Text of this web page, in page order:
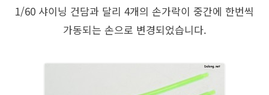
1/60 샤이닝 건담과 달리 4개의 손가락이 중간에 한번씩
가동되는 손으로 변경되었습니다.